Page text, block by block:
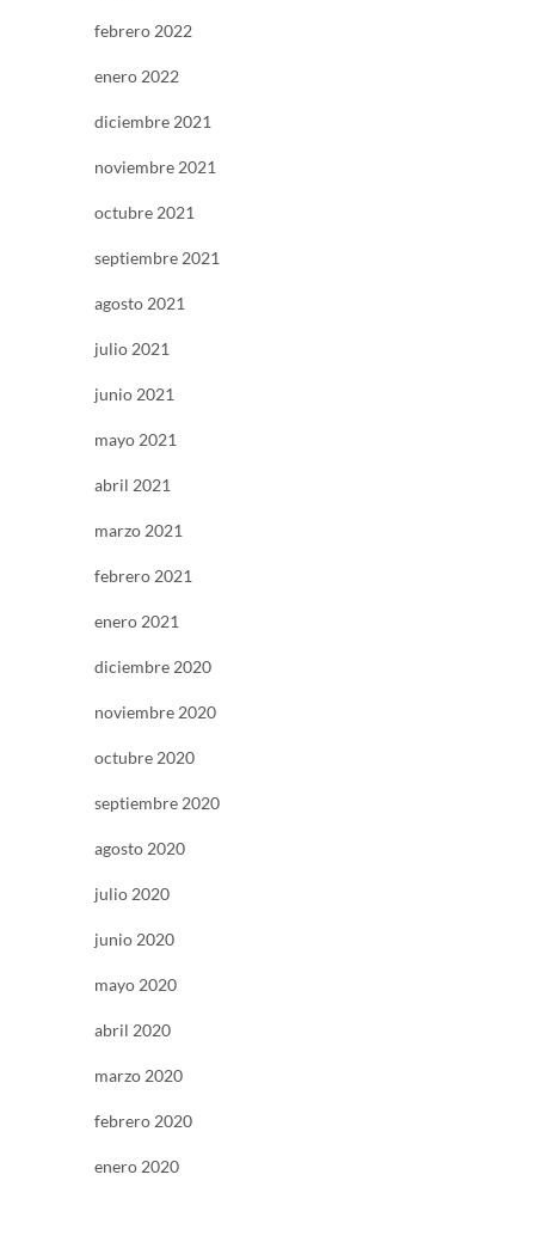
febrero 2022
enero 2022
diciembre 2021
noviembre 2021
octubre 2021
septiembre 2021
agosto 2021
julio 2021
junio 2021
mayo 2021
abril 2021
marzo 2021
febrero 2021
enero 2021
diciembre 2020
noviembre 2020
octubre 2020
septiembre 2020
agosto 2020
julio 2020
junio 2020
mayo 2020
abril 2020
marzo 2020
febrero 2020
enero 2020